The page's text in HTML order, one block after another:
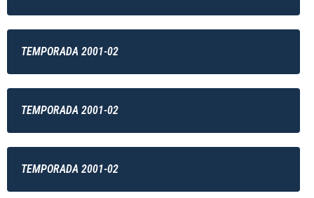
TEMPORADA 2001-02
TEMPORADA 2001-02
TEMPORADA 2001-02